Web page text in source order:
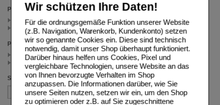
Wir schützen Ihre Daten!
Für die ordnungsgemäße Funktion unserer Website
(z.B. Navigation, Warenkorb, Kundenkonto) setzen
wir so genannte Cookies ein. Diese sind technisch
notwendig, damit unser Shop überhaupt funktioniert.
Darüber hinaus helfen uns Cookies, Pixel und
vergleichbare Technologien, unsere Website an das
von Ihnen bevorzugte Verhalten im Shop
anzupassen. Die Informationen darüber, wie Sie
unsere Seiten nutzen, setzen wir ein, um den Shop
zu optimieren oder z.B. auf Sie zugeschnittene
Packungsgröße
2X10 ml (1)
10 ml (1)
Preis
< 25.00 (1)
>= 25.00 (1)
Sortieren nach